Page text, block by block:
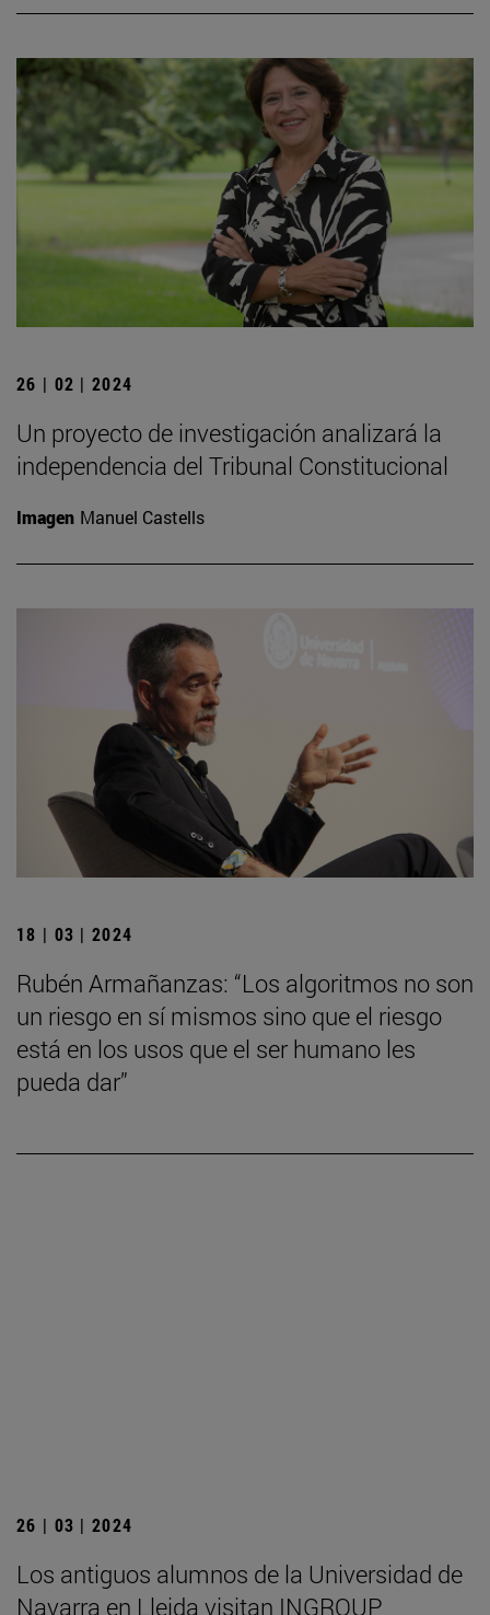
26 | 02 | 2024
Un proyecto de investigación analizará la
independencia del Tribunal Constitucional
Imagen Manuel Castells
18 | 03 | 2024
Rubén Armañanzas: “Los algoritmos no son
un riesgo en sí mismos sino que el riesgo
está en los usos que el ser humano les
pueda dar”
26 | 03 | 2024
Los antiguos alumnos de la Universidad de
Navarra en Lleida visitan INGROUP